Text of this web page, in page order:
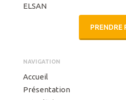
ELSAN
PRENDRE
NAVIGATION
Accueil
Présentation